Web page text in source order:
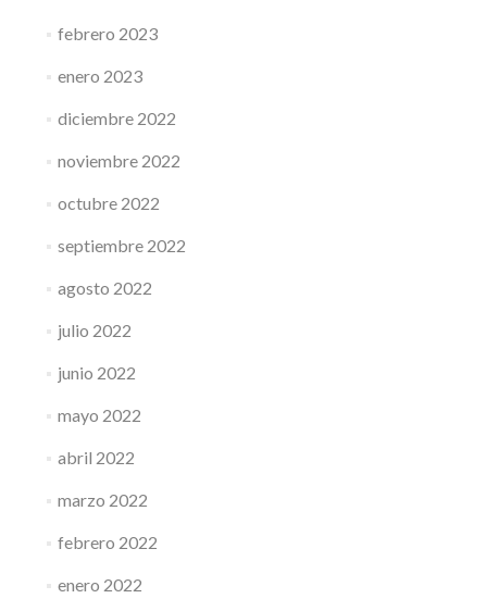
febrero 2023
enero 2023
diciembre 2022
noviembre 2022
octubre 2022
septiembre 2022
agosto 2022
julio 2022
junio 2022
mayo 2022
abril 2022
marzo 2022
febrero 2022
enero 2022